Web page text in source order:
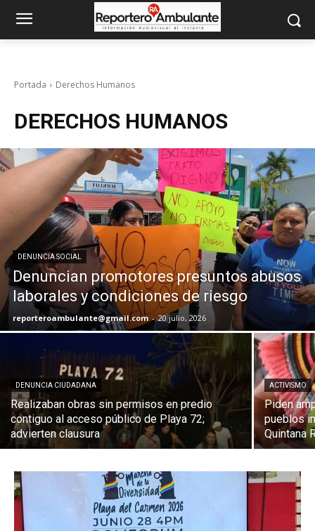
Portada Derechos Humanos
DERECHOS HUMANOS
DENUNCIA SOCIAL
Denuncian promotores presuntos abusos
laborales y condiciones de riesgo
reporteroambulante@gmail.com - 20 julio, 2026
DENUNCIA CIUDADANA
Realizaban obras sin permisos en predio
contiguo al acceso público de Playa 72;
advierten clausura
ACTIVISMO
Piden
pueblos
Quintana